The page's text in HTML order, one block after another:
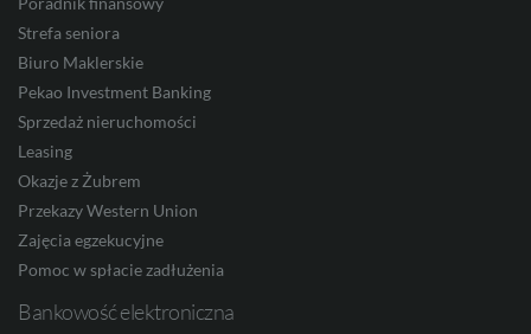
Strefa seniora
Biuro Maklerskie
Pekao Investment Banking
Sprzedaż nieruchomości
Leasing
Okazje z Żubrem
Przekazy Western Union
Zajęcia egzekucyjne
Pomoc w spłacie zadłużenia
Bankowość elektroniczna